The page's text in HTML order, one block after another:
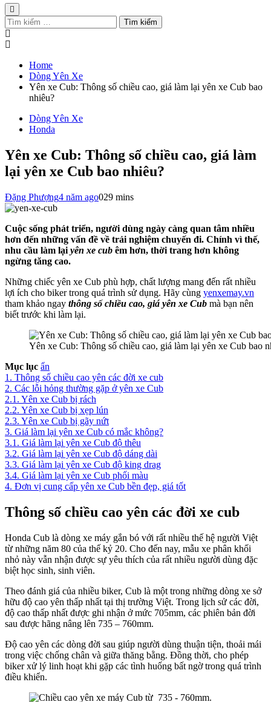
Tìm
kiếm
cho:
Home
Dòng Yên Xe
Yên xe Cub: Thông số chiều cao, giá làm lại yên xe Cub bao
nhiêu?
Dòng Yên Xe
Honda
Yên xe Cub: Thông số chiều cao, giá làm
lại yên xe Cub bao nhiêu?
Đặng Phượng4 năm ago029 mins
Cuộc sống phát triển, người dùng ngày càng quan tâm nhiều
hơn đến những vấn đề về trải nghiệm chuyến đi. Chính vì thế,
nhu cầu làm lại yên xe cub êm hơn, thời trang hơn không
ngừng tăng cao.
Những chiếc yên xe Cub phù hợp, chất lượng mang đến rất nhiều
lợi ích cho biker trong quá trình sử dụng. Hãy cùng yenxemay.vn
tham khảo ngay thông số chiều cao, giá yên xe Cub mà bạn nên
biết trước khi làm lại.
Yên xe Cub: Thông số chiều cao, giá làm lại yên xe Cub bao
Mục lục ẩn
1. Thông số chiều cao yên các đời xe cub
2. Các lỗi hỏng thường gặp ở yên xe Cub
2.1. Yên xe Cub bị rách
2.2. Yên xe Cub bị xẹp lún
2.3. Yên xe Cub bị gãy nứt
3. Giá làm lại yên xe Cub có mắc không?
3.1. Giá làm lại yên xe Cub độ thêu
3.2. Giá làm lại yên xe Cub độ dáng dài
3.3. Giá làm lại yên xe Cub độ king drag
3.4. Giá làm lại yên xe Cub phối màu
4. Đơn vị cung cấp yên xe Cub bền đẹp, giá tốt
Thông số chiều cao yên các đời xe cub
Honda Cub là dòng xe máy gắn bó với rất nhiều thế hệ người Việt
từ những năm 80 của thế kỷ 20. Cho đến nay, mẫu xe phân khối
nhỏ này vẫn nhận được sự yêu thích của rất nhiều người dùng đặc
biệt học sinh, sinh viên.
Theo đánh giá của nhiều biker, Cub là một trong những dòng xe sở
hữu độ cao yên thấp nhất tại thị trường Việt. Trong lịch sử các đời,
độ cao thấp nhất được ghi nhận ở mức 705mm, các phiên bản đời
sau được hãng nâng lên 735 – 760mm.
Độ cao yên các dòng đời sau giúp người dùng thuận tiện, thoải mái
trong việc chống chân và giữa thăng bằng. Đồng thời, cho phép
biker xử lý linh hoạt khi gặp các tình huống bất ngờ trong quá trình
điều khiển.